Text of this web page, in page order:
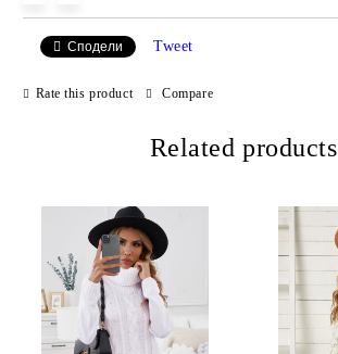
Сподели Tweet
Rate this product Compare
Related products